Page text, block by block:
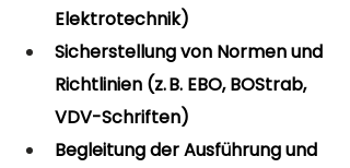
Elektrotechnik)
Sicherstellung von Normen und
Richtlinien (z. B. EBO, BOStrab,
VDV-Schriften)
Begleitung der Ausführung und